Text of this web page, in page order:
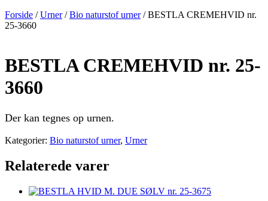
Forside /Urner/Bio naturstof urner/ BESTLA CREMEHVID nr.
25-3660
BESTLA CREMEHVID nr. 25-
3660
Der kan tegnes op urnen.
Kategorier: Bio naturstof urner, Urner
Relaterede varer